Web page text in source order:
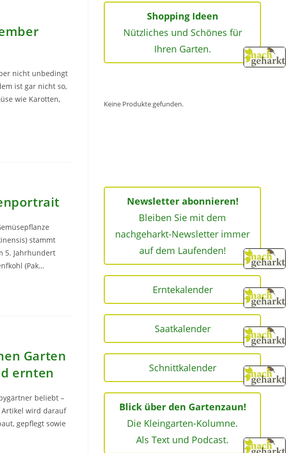
nicht unbedingt
ist gar nicht so,
wie Karotten,
stammt
5. Jahrhundert
(Pak…
Garten
ernten
beliebt –
wird darauf
gepflegt sowie
Shopping Ideen
Nützliches und Schönes für
Ihren Garten.
Keine Produkte gefunden.
Newsletter abonnieren!
Bleiben Sie mit dem
nachgeharkt-Newsletter immer
auf dem Laufenden!
Erntekalender
Saatkalender
Schnittkalender
Blick über den Gartenzaun!
Die Kleingarten-Kolumne.
Als Text und Podcast.